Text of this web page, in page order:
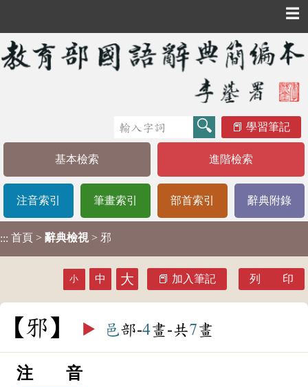
☰
學習筆記
基本檢索 進階檢索
注音索引 筆畫索引 部首索引 辭典附錄
::: 首頁 > 辭典檢視 > 邪
小 中 大 加入筆記 列 印
邪 ▶️ 邑部-4畫-共7畫
注 音